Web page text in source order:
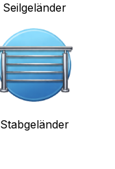
Seilgeländer
Stabgeländer